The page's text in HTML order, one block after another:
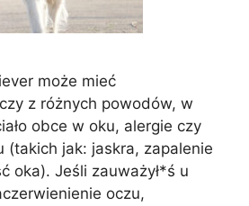
może mieć
z różnych powodów, w
obce w oku, alergie czy
(takich jak: jaskra, zapalenie
oka). Jeśli zauważył*ś u
oczu,